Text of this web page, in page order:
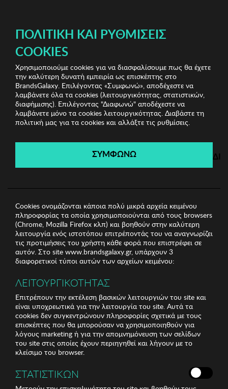
Winona Sunglasses Ανδρικά Γυαλιά Ηλίου
Ανδρικά
Γυαλιά Ηλίου Winona
Winona Sunglasses
Λήγει σε: 00ημέρες | 00ώρες 00λεπτά 00δευτ.
ΠΟΛΙΤΙΚΉ ΚΑΙ ΡΥΘΜΊΣΕΙΣ
COOKIES
Χρησιμοποιούμε cookies για να διασφαλίσουμε πως θα έχετε
την καλύτερη δυνατή εμπειρία ως επισκέπτης στο
BrandsGalaxy. Επιλέγοντας «Συμφωνώ», αποδέχεστε να
λαμβάνετε όλα τα cookies (λειτουργικότητας, στατιστικών,
διαφήμισης). Επιλέγοντας "Διαφωνώ" αποδέχεστε να
λαμβάνετε μόνο τα cookies λειτουργικότητας. Διαβάστε τη
πολιτική μας για τα cookies και αλλάξτε τις ρυθμίσεις.
ΣΥΜΦΩΝΩ
Cookies ονομάζονται κάποια πολύ μικρά αρχεία κειμένου
πληροφορίας τα οποία χρησιμοποιούνται από τους browsers
(Chrome, Mozilla Firefox κλπ) και βοηθούν στην καλύτερη
λειτουργία ενός ιστοτόπου επιτρέποντάς του να αναγνωρίζει
τις προτιμήσεις του χρήστη κάθε φορά που επιστρέφει σε
αυτόν. Στο site www.brandsgalaxy.gr, υπάρχουν 3
διαφορετικοί τύποι αυτών των αρχείων κειμένου:
ΛΕΙΤΟΥΡΓΙΚΟΤΗΤΑΣ
Επιτρέπουν την εκτέλεση βασικών λειτουργιών του site και
είναι υποχρεωτικά για την λειτουργία του site. Αυτά τα
cookies δεν συγκεντρώνουν πληροφορίες σχετικά με τους
επισκέπτες που θα μπορούσαν να χρησιμοποιηθούν για
λόγους marketing ή για την απομνημόνευση των σελίδων
του site στις οποίες έχουν περιηγηθεί και λήγουν με το
κλείσιμο του browser.
ΣΤΑΤΙΣΤΙΚΩΝ